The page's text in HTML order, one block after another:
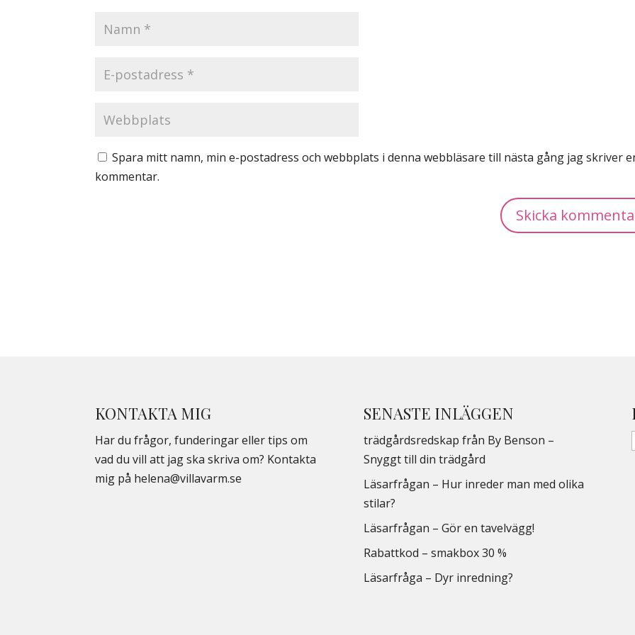
Spara mitt namn, min e-postadress och webbplats i denna webbläsare till nästa gång jag skriver
kommentar.
KONTAKTA MIG
Har du frågor, funderingar eller tips om
vad du vill att jag ska skriva om? Kontakta
mig på helena@villavarm.se
SENASTE INLÄGGEN
trädgårdsredskap från By Benson –
Snyggt till din trädgård
Läsarfrågan – Hur inreder man med olika
stilar?
Läsarfrågan – Gör en tavelvägg!
Rabattkod – smakbox 30 %
Läsarfråga – Dyr inredning?